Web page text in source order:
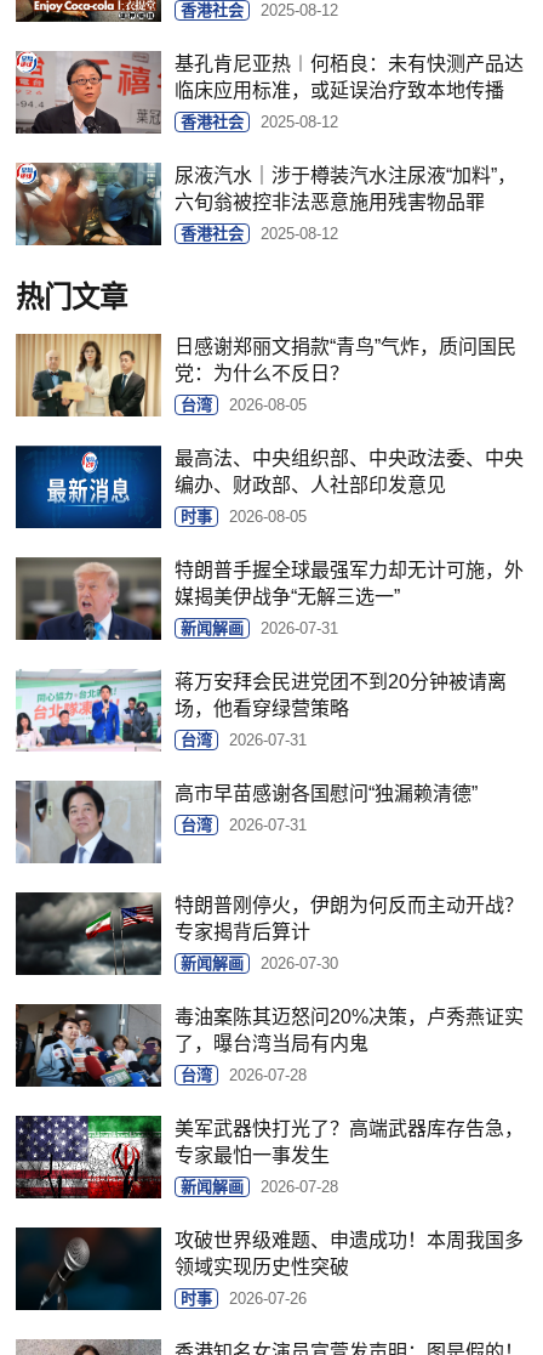
香港社会 2025-08-12
基孔肯尼亚热︱何栢良：未有快测产品达
临床应用标准，或延误治疗致本地传播
香港社会 2025-08-12
尿液汽水｜涉于樽装汽水注尿液“加料”，
六旬翁被控非法恶意施用残害物品罪
香港社会 2025-08-12
热门文章
日感谢郑丽文捐款“青鸟”气炸，质问国民
党：为什么不反日？
台湾 2026-08-05
最高法、中央组织部、中央政法委、中央
编办、财政部、人社部印发意见
时事 2026-08-05
特朗普手握全球最强军力却无计可施，外
媒揭美伊战争“无解三选一”
新闻解画 2026-07-31
蒋万安拜会民进党团不到20分钟被请离
场，他看穿绿营策略
台湾 2026-07-31
高市早苗感谢各国慰问“独漏赖清德”
台湾 2026-07-31
特朗普刚停火，伊朗为何反而主动开战？
专家揭背后算计
新闻解画 2026-07-30
毒油案陈其迈怒问20%决策，卢秀燕证实
了，曝台湾当局有内鬼
台湾 2026-07-28
美军武器快打光了？高端武器库存告急，
专家最怕一事发生
新闻解画 2026-07-28
攻破世界级难题、申遗成功！本周我国多
领域实现历史性突破
时事 2026-07-26